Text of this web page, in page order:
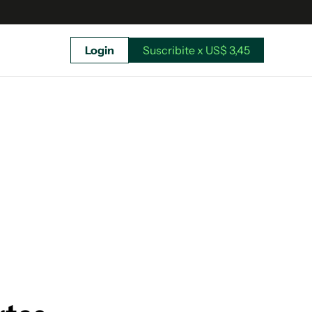
Login Suscribite x US$ 3,45